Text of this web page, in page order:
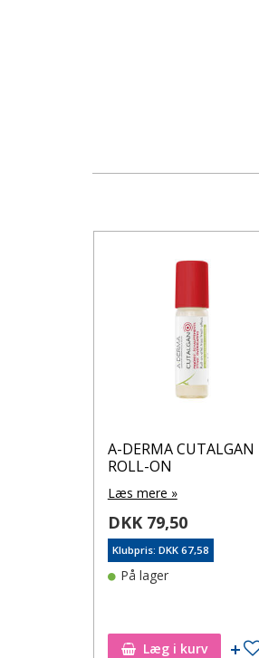
Tilføj til ønskeseddel
A-DERMA CUTALGAN
ROLL-ON
Læs mere »
DKK 79,50
Klubpris: DKK 67,58
På lager
Læg i kurv